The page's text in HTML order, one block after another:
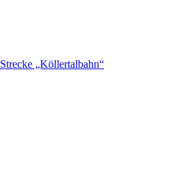
Strecke „Köllertalbahn“